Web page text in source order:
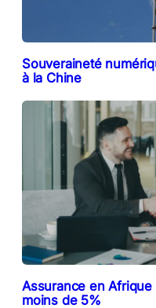
Souveraineté
à la Chine
Assurance en
moins de 5%